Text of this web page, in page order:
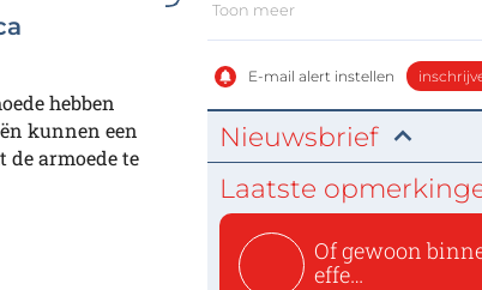
hebben
kunnen een
armoede te
Toon meer
E-mail alert instellen
Nieuwsbrief
Laatste
Of gewoon
effe